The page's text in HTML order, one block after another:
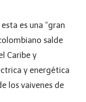
es una “gran
salde
Caribe y
y energética
los vaivenes de